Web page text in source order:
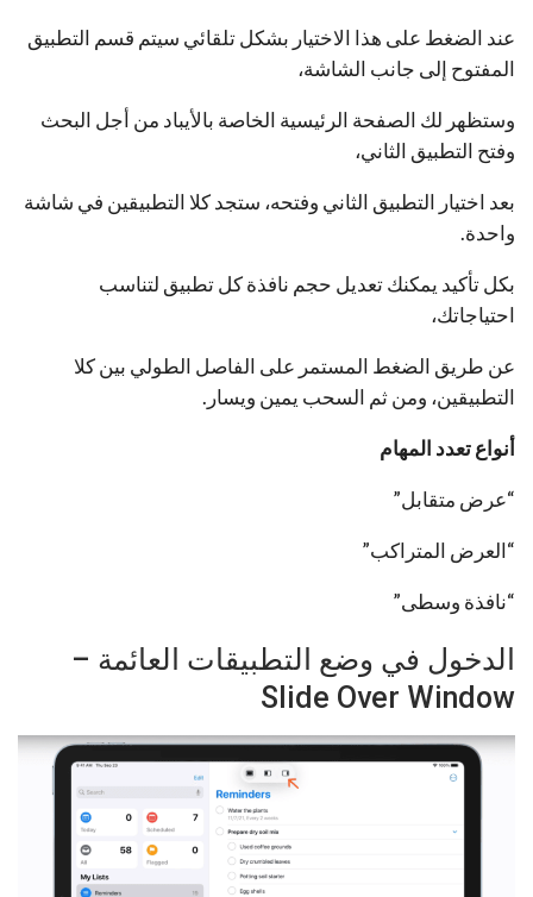
عند الضغط على هذا الاختيار بشكل تلقائي سيتم قسم التطبيق
المفتوح إلى جانب الشاشة،
وستظهر لك الصفحة الرئيسية الخاصة بالأيباد من أجل البحث
وفتح التطبيق الثاني،
بعد اختيار التطبيق الثاني وفتحه، ستجد كلا التطبيقين في شاشة
واحدة.
بكل تأكيد يمكنك تعديل حجم نافذة كل تطبيق لتناسب
احتياجاتك،
عن طريق الضغط المستمر على الفاصل الطولي بين كلا
التطبيقين، ومن ثم السحب يمين ويسار.
أنواع تعدد المهام
“عرض متقابل”
“العرض المتراكب”
“نافذة وسطى”
الدخول في وضع التطبيقات العائمة –
Slide Over Window